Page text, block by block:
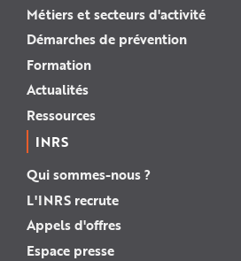
Métiers et secteurs d'activité
Démarches de prévention
Formation
Actualités
Ressources
INRS
Qui sommes-nous ?
L'INRS recrute
Appels d'offres
Espace presse